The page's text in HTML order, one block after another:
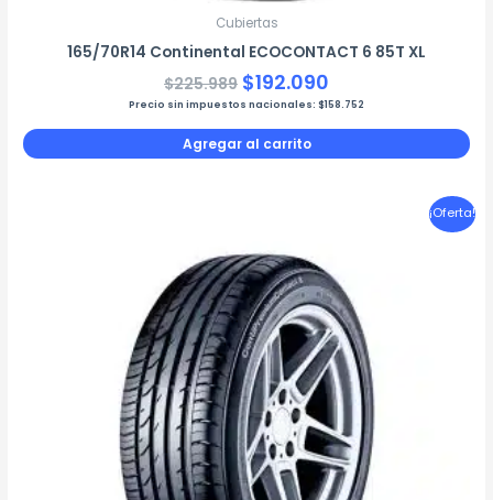
Cubiertas
165/70R14 Continental ECOCONTACT 6 85T XL
$225.989 $192.090
Precio sin impuestos nacionales: $158.752
Agregar al carrito
¡Oferta!
original
era:
$406.671.
es:
$345.670.